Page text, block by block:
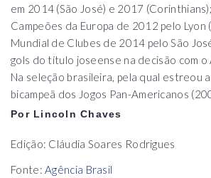
em 2014 (São José) e 2017
Campeões da Europa de 2012 pelo Lyon
Mundial de Clubes de 2014 pelo São
gols do título joseense na decisão com
Na seleção brasileira, pela qual estreou
bicampeã dos Jogos Pan-Americanos
Por Lincoln Chaves
Edição: Cláudia Soares Rodrigues
Fonte:Agência Brasil